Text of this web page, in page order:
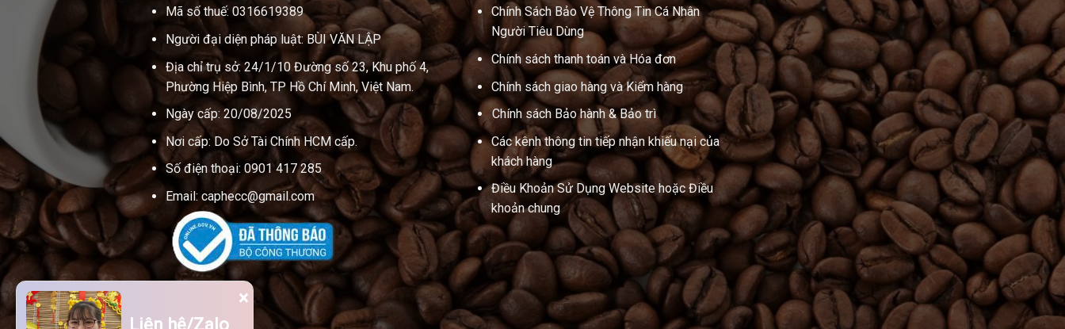
Mã số thuế: 0316619389
Người đại diện pháp luật: BÙI VĂN LẬP
Địa chỉ trụ sở: 24/1/10 Đường số 23, Khu phố 4,
Phường Hiệp Bình, TP Hồ Chí Minh, Việt Nam.
Ngày cấp: 20/08/2025
Nơi cấp: Do Sở Tài Chính HCM cấp.
Số điện thoại: 0901 417 285
Email: caphecc@gmail.com
Chính Sách Bảo Vệ Thông Tin Cá Nhân
Người Tiêu Dùng
Chính sách thanh toán và Hóa đơn
Chính sách giao hàng và Kiểm hàng
Chính sách Bảo hành & Bảo trì
Các kênh thông tin tiếp nhận khiếu nại của
khách hàng
Điều Khoản Sử Dụng Website hoặc Điều
khoản chung
×
Liên hệ/Zalo